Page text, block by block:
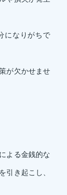
になりがちで
が欠かせませ
よる金銭的な
引き起こし、